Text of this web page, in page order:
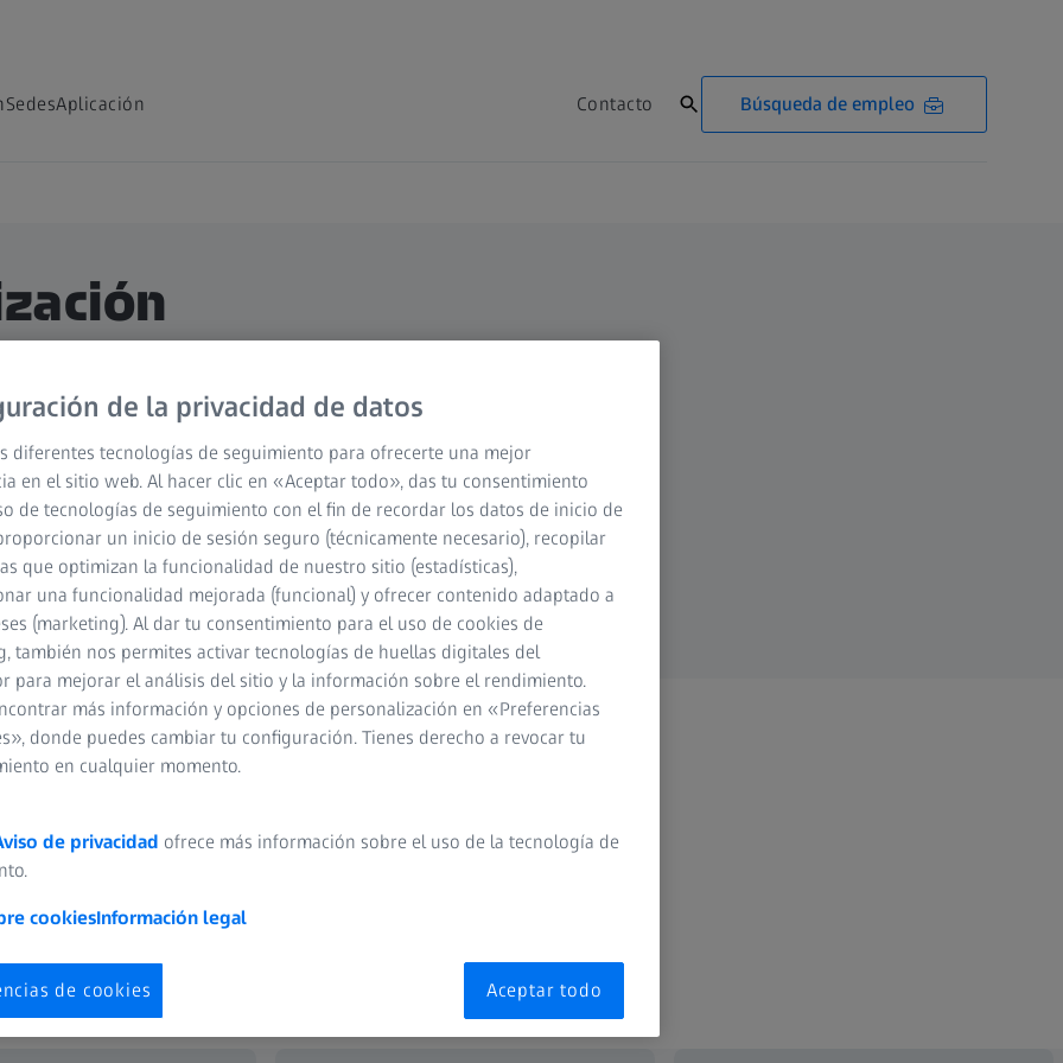
SedesAplicación Contacto Búsqueda de empleo
departamentos y las funciones centrales
profesionales. Ciencia, ingeniería o innovaciones
más sobre posibles trayectorias profesionales?
visión auténtica de su trabajo diario. Además de las
vacantes en otras áreasespecializadas. Utiliza la
de la privacidad de datos
diferentes tecnologías de seguimiento para ofrecerte una mejor
en el sitio web. Al hacer clic en «Aceptar todo», das tu consentimiento
de tecnologías de seguimiento con el fin de recordar los datos de inicio de
un inicio de sesión seguro (técnicamente necesario), recopilar
que optimizan la funcionalidad de nuestro sitio (estadísticas),
una funcionalidad mejorada (funcional) y ofrecer contenido adaptado a
(marketing). Al dar tu consentimiento para el uso de cookies de
también nos permites activar tecnologías de huellas digitales del
para mejorar el análisis del sitio y la información sobre el rendimiento.
más información y opciones de personalización en «Preferencias
donde puedes cambiar tu configuración. Tienes derecho a revocar tu
en cualquier momento.
de privacidad ofrece más información sobre el uso de la tecnología de
cookiesInformación legal
de cookies Aceptar todo